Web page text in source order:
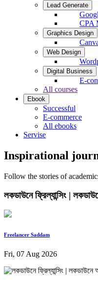
Lead Generate
CPA
Graphics Design
Web Design
Digital Business
E-
All courses
Ebook
Successful
E-commerce
All ebooks
Servise
Inspirational
Follow the stories of
লকডাউনে ফ্রিল্যান্সিং |
Freelancer Saddam
Fri, 07 Aug 2026